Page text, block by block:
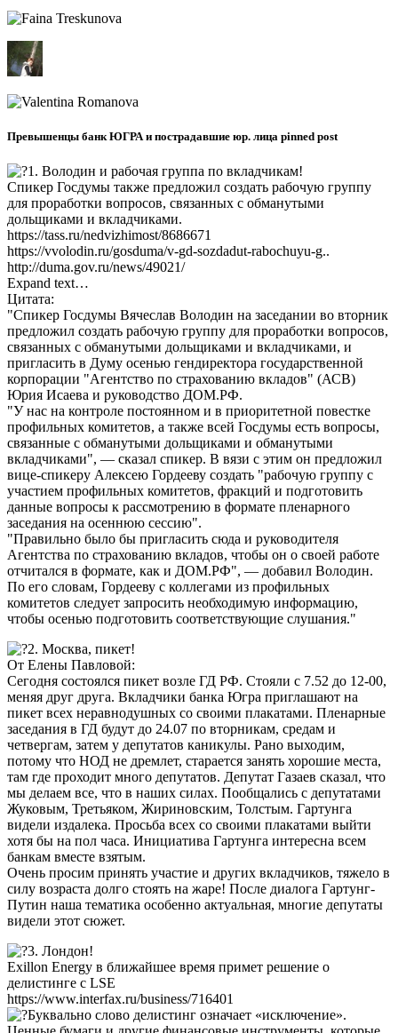
Превышенцы банк ЮГРА и пострадавшие юр. лица pinned post
1. Володин и рабочая группа по вкладчикам!
Спикер Госдумы также предложил создать рабочую группу
для проработки вопросов, связанных с обманутыми
дольщиками и вкладчиками.
https://tass.ru/nedvizhimost/8686671
https://vvolodin.ru/gosduma/v-gd-sozdadut-rabochuyu-g..
http://duma.gov.ru/news/49021/
Expand text…
Цитата:
"Спикер Госдумы Вячеслав Володин на заседании во вторник
предложил создать рабочую группу для проработки вопросов,
связанных с обманутыми дольщиками и вкладчиками, и
пригласить в Думу осенью гендиректора государственной
корпорации "Агентство по страхованию вкладов" (АСВ)
Юрия Исаева и руководство ДОМ.РФ.
"У нас на контроле постоянном и в приоритетной повестке
профильных комитетов, а также всей Госдумы есть вопросы,
связанные с обманутыми дольщиками и обманутыми
вкладчиками", — сказал спикер. В вязи с этим он предложил
вице-спикеру Алексею Гордееву создать "рабочую группу с
участием профильных комитетов, фракций и подготовить
данные вопросы к рассмотрению в формате пленарного
заседания на осеннюю сессию".
"Правильно было бы пригласить сюда и руководителя
Агентства по страхованию вкладов, чтобы он о своей работе
отчитался в формате, как и ДОМ.РФ", — добавил Володин.
По его словам, Гордееву с коллегами из профильных
комитетов следует запросить необходимую информацию,
чтобы осенью подготовить соответствующие слушания."
2. Москва, пикет!
От Елены Павловой:
Сегодня состоялся пикет возле ГД РФ. Стояли с 7.52 до 12-00,
меняя друг друга. Вкладчики банка Югра приглашают на
пикет всех неравнодушных со своими плакатами. Пленарные
заседания в ГД будут до 24.07 по вторникам, средам и
четвергам, затем у депутатов каникулы. Рано выходим,
потому что НОД не дремлет, старается занять хорошие места,
там где проходит много депутатов. Депутат Газаев сказал, что
мы делаем все, что в наших силах. Пообщались с депутатами
Жуковым, Третьяком, Жириновским, Толстым. Гартунга
видели издалека. Просьба всех со своими плакатами выйти
хотя бы на пол часа. Инициатива Гартунга интересна всем
банкам вместе взятым.
Очень просим принять участие и других вкладчиков, тяжело в
силу возраста долго стоять на жаре! После диалога Гартунг-
Путин наша тематика особенно актуальная, многие депутаты
видели этот сюжет.
3. Лондон!
Exillon Energy в ближайшее время примет решение о
делистинге с LSE
https://www.interfax.ru/business/716401
Буквально слово делистинг означает «исключение».